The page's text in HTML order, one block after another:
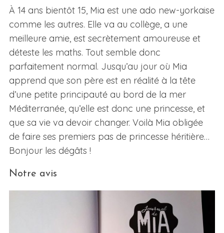
À 14 ans bientôt 15, Mia est une ado new-yorkaise
comme les autres. Elle va au collège, a une
meilleure amie, est secrètement amoureuse et
déteste les maths. Tout semble donc
parfaitement normal. Jusqu’au jour où Mia
apprend que son père est en réalité à la tête
d’une petite principauté au bord de la mer
Méditerranée, qu’elle est donc une princesse, et
que sa vie va devoir changer. Voilà Mia obligée
de faire ses premiers pas de princesse héritière…
Bonjour les dégâts !
Notre avis